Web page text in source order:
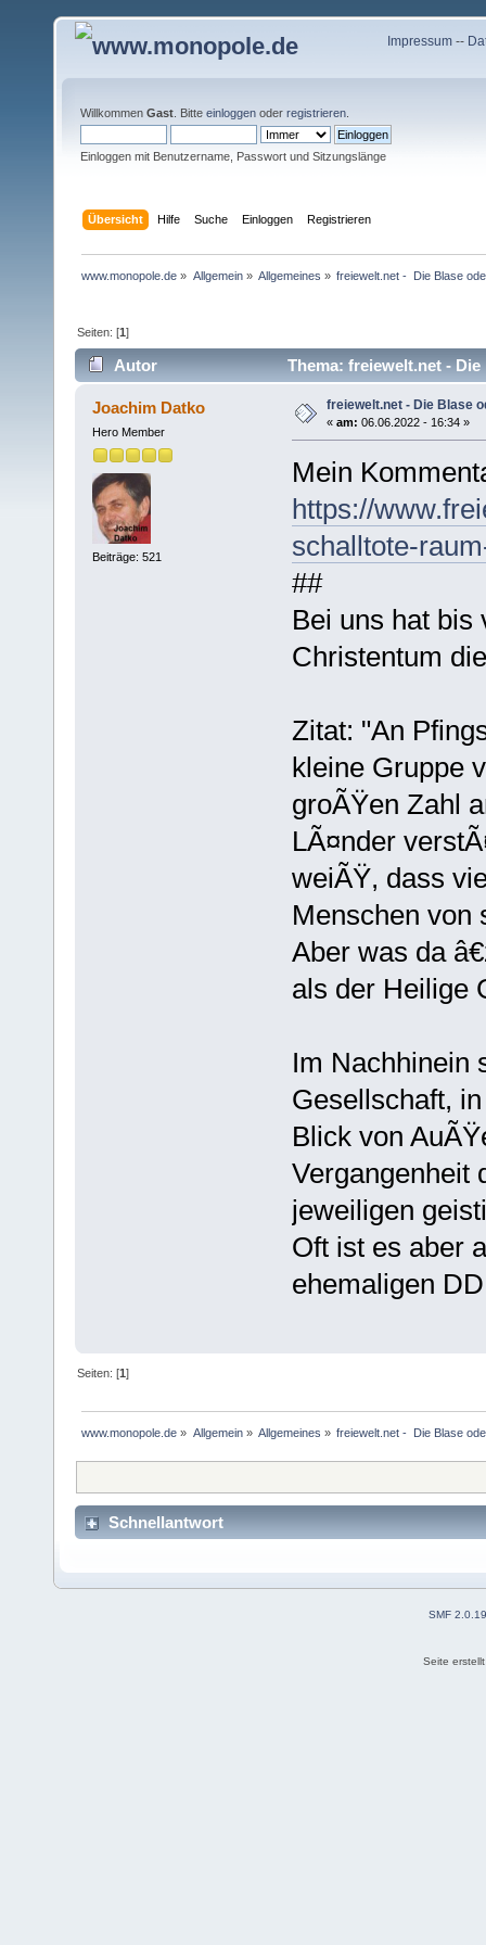
Impressum--
Willkommen Gast . Bitte einloggen oder registrieren
Einloggen mit Benutzername, Passwort und Sitzungslänge
Übersicht Hilfe Suche Einloggen Registrieren
www.monopole.de » Allgemein» Allgemeines » freiewelt.net -  Die Blase
Seiten: [1]
Autor Thema: freiewelt.net -
Joachim Datko
Hero Member
Beiträge: 521
freiewelt.net - Die Blase
« am: 06.06.2022 - 16:34 »
Mein
https://
schalltote-
##
Bei uns hat bis
Christentum
Zitat: "An
kleine Gruppe
groÃŸen Zahl
LÃ¤nder
weiÃŸ, dass
Menschen
Aber was da
als der Heilige
Im Nachhinein
Gesellschaft,
Blick von
Vergangenheit
jeweiligen
Oft ist es aber
ehemaligen
Seiten: [1]
www.monopole.de » Allgemein» Allgemeines » freiewelt.net -  Die Blase
Schnellantwort
SMF 2.0.19
Seite